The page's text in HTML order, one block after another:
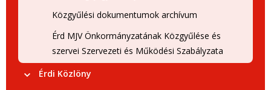
Közgyűlési dokumentumok archívum
Érd MJV Önkormányzatának Közgyűlése és
szervei Szervezeti és Működési Szabályzata
Érdi Közlöny